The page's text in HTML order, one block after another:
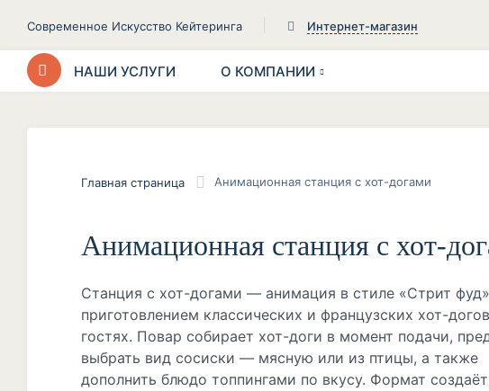
Современное Искусство Кейтеринга Интернет-магазин
НАШИ УСЛУГИ О КОМПАНИИ
Главная страница Анимационная станция с хот-догами
Анимационная станция с хот-
Станция с хот-догами — анимация в стиле «Стрит
приготовлением классических и французских хот-
гостях. Повар собирает хот-доги в момент подачи,
выбрать вид сосиски — мясную или из птицы, а также
дополнить блюдо топпингами по вкусу. Формат создаёт